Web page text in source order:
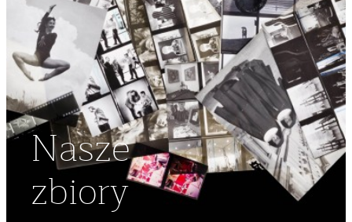
Nasze
zbiory